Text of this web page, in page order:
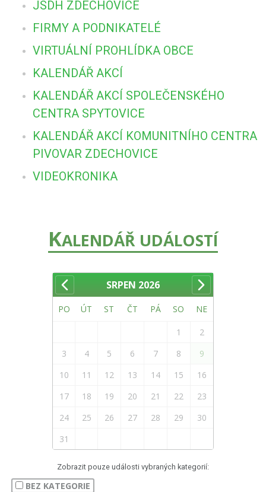
JSDH ZDECHOVICE
FIRMY A PODNIKATELÉ
VIRTUÁLNÍ PROHLÍDKA OBCE
KALENDÁŘ AKCÍ
KALENDÁŘ AKCÍ SPOLEČENSKÉHO
CENTRA SPYTOVICE
KALENDÁŘ AKCÍ KOMUNITNÍHO CENTRA
PIVOVAR ZDECHOVICE
VIDEOKRONIKA
KALENDÁŘ UDÁLOSTÍ
SRPEN 2026
PO ÚT ST ČT PÁ SO NE
1
2
3
4 5 6 7 8
9
10
11 12 13 14 15
16
17
18 19 20 21 22
23
24
25 26 27 28 29
30
31
Zobrazit pouze události vybraných kategorií:
BEZ KATEGORIE